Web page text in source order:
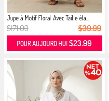
Jupe à Motif Floral Avec Taille éla...
$171.00 $39.99
POUR AUJOURD HUI$23.99